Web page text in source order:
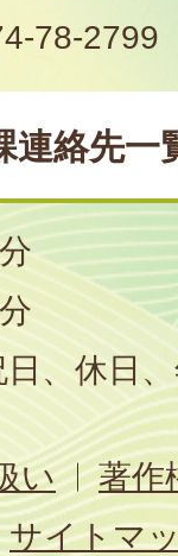
78-2799
連絡先一
日、休日
い
著作
サイトマ